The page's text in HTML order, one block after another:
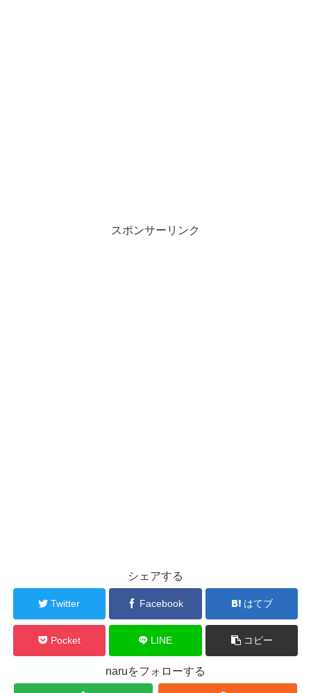
スポンサーリンク
シェアする
Twitter Facebook はてブ
Pocket LINE コピー
naruをフォローする